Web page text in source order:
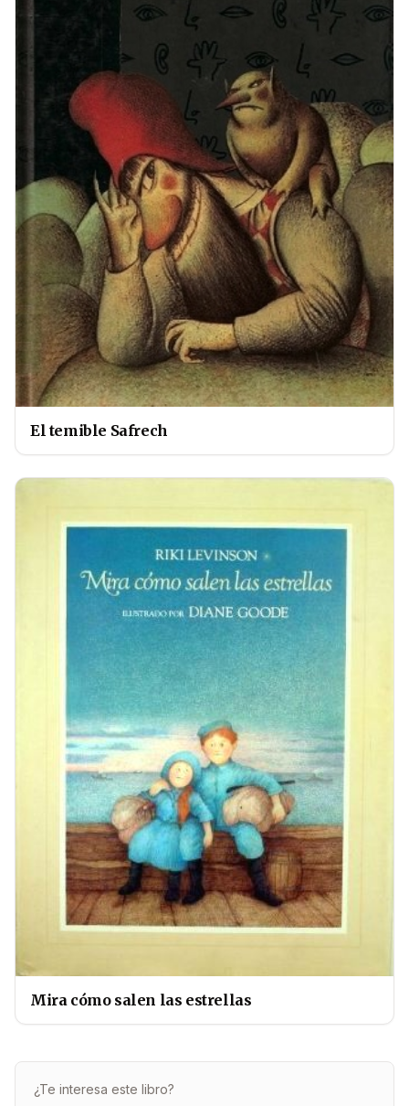
El temible Safrech
Mira cómo salen las estrellas
¿Te interesa este libro?